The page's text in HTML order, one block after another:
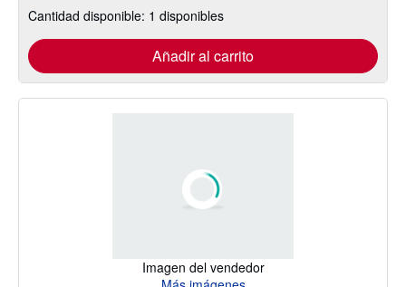
Cantidad disponible: 1 disponibles
Añadir al carrito
Imagen del vendedor